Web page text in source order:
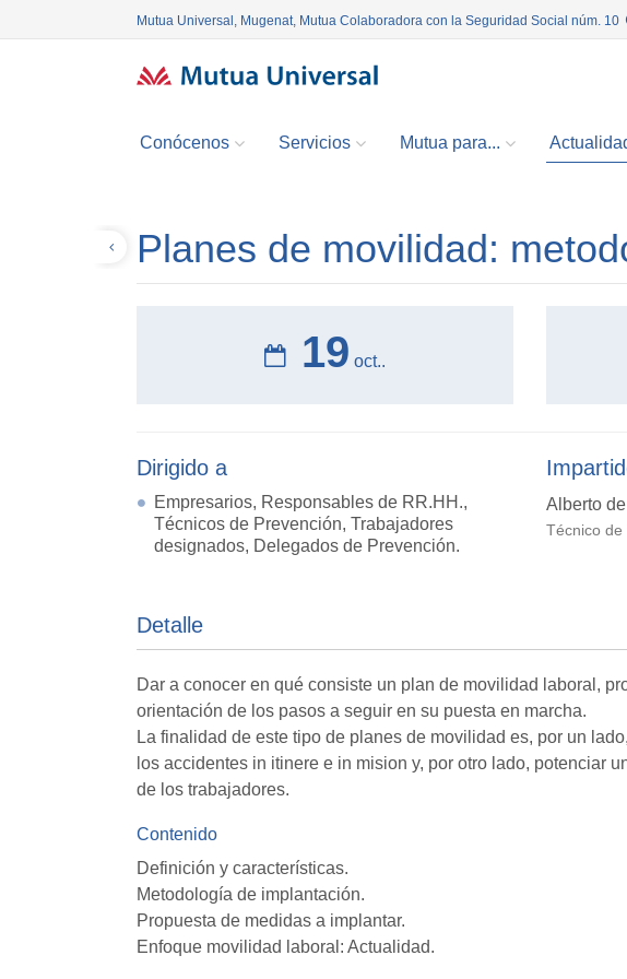
Mutua Universal, Mugenat, Mutua Colaboradora con la Seguridad Social núm. 10
Conócenos Servicios Mutua para...
Planes de movilidad:
19 oct..
Dirigido a
Empresarios, Responsables de RR.HH.,
Técnicos de Prevención, Trabajadores
designados, Delegados de Prevención.
Alberto
Técnico de
Detalle
Dar a conocer en qué consiste un plan de movilidad laboral,
orientación de los pasos a seguir en su puesta en marcha.
La finalidad de este tipo de planes de movilidad es, por un
los accidentes in itinere e in mision y, por otro lado, potenciar
de los trabajadores.
Contenido
Definición y características.
Metodología de implantación.
Propuesta de medidas a implantar.
Enfoque movilidad laboral: Actualidad.